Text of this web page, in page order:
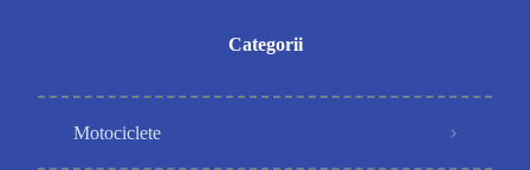
Categorii
Motociclete